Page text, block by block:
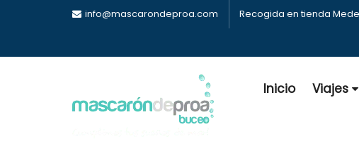
info@mascarondeproa.com Recogida en tienda
Inicio Viajes